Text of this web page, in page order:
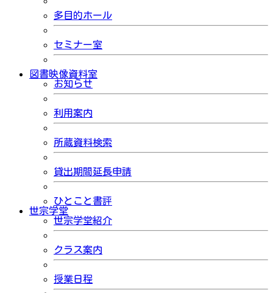
多目的ホール
セミナー室
図書映像資料室
お知らせ
利用案内
所蔵資料検索
貸出期間延長申請
ひとこと書評
世宗学堂
世宗学堂紹介
クラス案内
授業日程